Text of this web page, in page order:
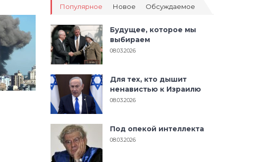
Популярное Новое Обсуждаемое
Будущее, которое мы
выбираем
08.03.2026
Для тех, кто дышит
ненавистью к Израилю
08.03.2026
Под опекой интеллекта
08.03.2026